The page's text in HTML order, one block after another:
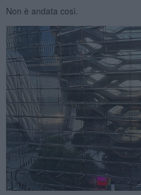
Non è andata così.